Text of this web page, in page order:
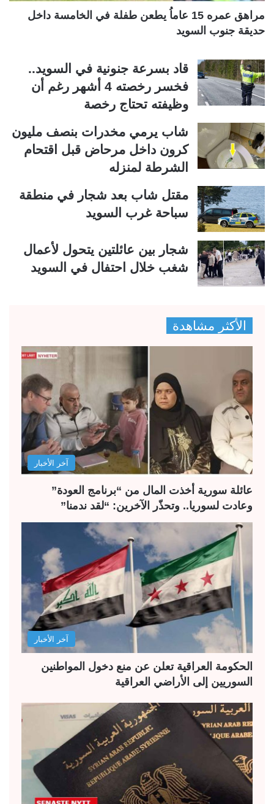
مراهق عمره 15 عاماُ يطعن طفلة في الخامسة داخل
حديقة جنوب السويد
قاد بسرعة جنونية في السويد..
فخسر رخصته 4 أشهر رغم أن
وظيفته تحتاج رخصة
شاب يرمي مخدرات بنصف مليون
كرون داخل مرحاض قبل اقتحام
الشرطة لمنزله
مقتل شاب بعد شجار في منطقة
سباحة غرب السويد
شجار بين عائلتين يتحول لأعمال
شغب خلال احتفال في السويد
الأكثر مشاهدة
آخر الأخبار
عائلة سورية أخذت المال من “برنامج العودة”
وعادت لسوريا.. وتحذّر الآخرين: “لقد ندمنا”
آخر الأخبار
الحكومة العراقية تعلن عن منع دخول المواطنين
السوريين إلى الأراضي العراقية